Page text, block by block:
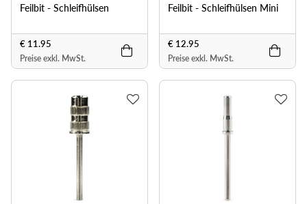
Feilbit - Schleifhülsen
€ 11.95
Preise exkl. MwSt.
Feilbit - Schleifhülsen Mini
€ 12.95
Preise exkl. MwSt.